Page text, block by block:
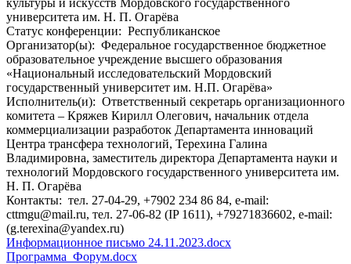
университета им. Н. П. Огарёва
Статус конференции: Республиканское
Организатор(ы): Федеральное государственное бюджетное
образовательное учреждение высшего образования
«Национальный исследовательский Мордовский
государственный университет им. Н.П. Огарёва»
Исполнитель(и): Ответственный секретарь организационного
комитета – Кряжев Кирилл Олегович, начальник отдела
коммерциализации разработок Департамента инноваций
Центра трансфера технологий, Терехина Галина
Владимировна, заместитель директора Департамента науки и
технологий Мордовского государственного университета им.
Н. П. Огарёва
Контакты: тел. 27-04-29, +7902 234 86 84, e-mail:
cttmgu@mail.ru, тел. 27-06-82 (IP 1611), +79271836602, e-mail:
(g.terexina@yandex.ru)
Информационное письмо 24.11.2023.docx
Программа_Форум.docx